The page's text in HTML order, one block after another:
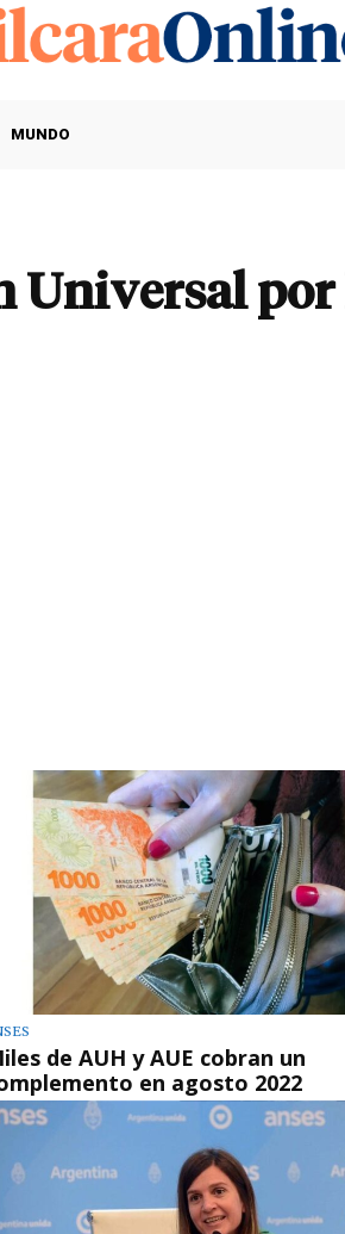
MUNDO
Universal
de AUH y AUE cobran un
en agosto 2022